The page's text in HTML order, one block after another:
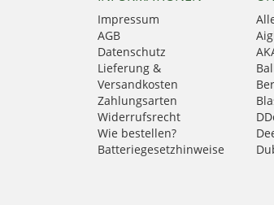
Impressum
AGB
Datenschutz
Lieferung &
Versandkosten
Zahlungsarten
Widerrufsrecht
Wie bestellen?
Batteriegesetzhinweise